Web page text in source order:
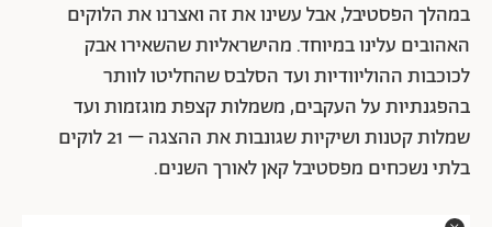
במהלך הפסטיבל, אבל עשינו את זה ואצרנו את הלוקים
האהובים עלינו במיוחד. מהישראליות שהשאירו אבק
לכוכבות ההוליוודיות ועד הסלבס שהחליטו לוותר
בהפגנתיות על העקבים, משמלות קצפת מוגזמות ועד
שמלות קטנות ושיקיות שגונבות את ההצגה – 21 לוקים
בלתי נשכחים מפסטיבל קאן לאורך השנים.